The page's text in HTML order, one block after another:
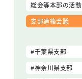
総会等本部の活動
支部連絡会議
千葉県支部
神奈川県支部